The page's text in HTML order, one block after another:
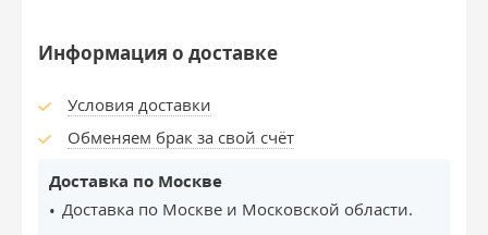
Информация о доставке
Условия доставки
Обменяем брак за свой счёт
Доставка по Москве
Доставка по Москве и Московской области.